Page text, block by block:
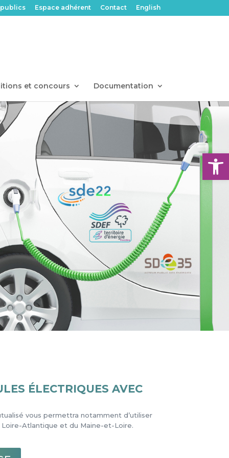
Ouvrir
Espace adhérent Contact English
et concours Documentation
ÉLECTRIQUES AVEC
vous permettra notamment d’utiliser
Loire-Atlantique et du Maine-et-Loire.